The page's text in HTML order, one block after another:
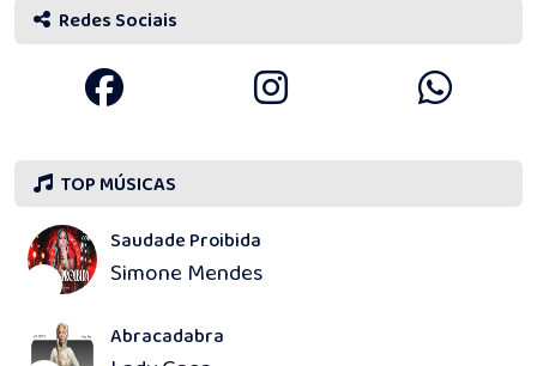
Redes Sociais
TOP MÚSICAS
Saudade Proibida
Simone Mendes
Abracadabra